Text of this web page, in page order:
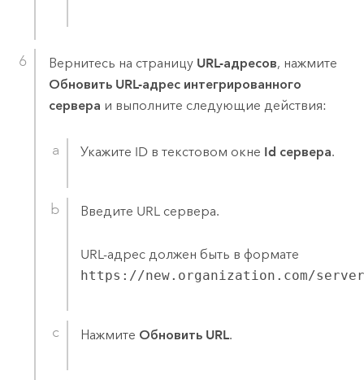
Вернитесь на страницу URL-адресов, нажмите
Обновить URL-адрес интегрированного
сервера и выполните следующие действия:
Укажите ID в текстовом окне Id сервера.
Введите URL сервера.
URL-адрес должен быть в формате
https://new.organization.com/
Нажмите Обновить URL.